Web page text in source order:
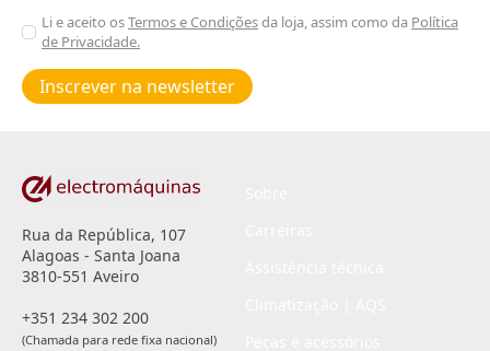
Aceitar
Poiticas
de
privacidade
Li e aceito osTermos e Condiçõesda loja, assim como da Política
de Privacidade.
Inscrever na newsletter
Rua da República, 107
Alagoas - Santa Joana
3810-551 Aveiro
+351 234 302 200
(Chamada para rede fixa nacional)